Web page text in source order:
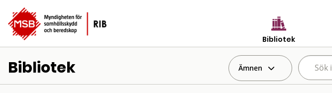
Bibliotek
Bibliotek Ämnen